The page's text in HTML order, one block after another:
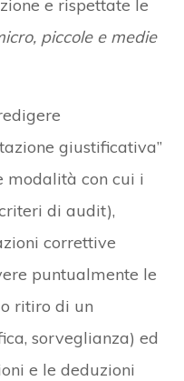
e rispettate le
piccole e medie
giustificativa”
modalità con cui i
di audit),
correttive
puntualmente le
ritiro di un
sorveglianza) ed
e le deduzioni